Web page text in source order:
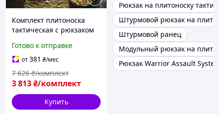
Комплект плитоноска
тактическая с рюкзаком
BUN-2237
Готово к отправке
от381 ₴/мес
3 813₴/комплект
7 626 ₴/комплект
Купить
Рюкзак на плитоноску
Штурмовой рюкзак на
Штурмовой ранец
Модульный рюкзак на
Рюкзак Warrior Assault